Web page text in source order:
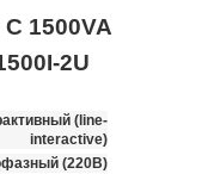
1500VA
2U
(line-
interactive)
(220В)